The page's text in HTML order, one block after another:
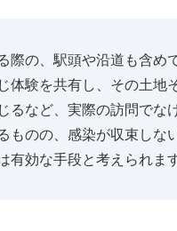
際の、駅頭や沿道も含め
体験を共有し、その土地
るなど、実際の訪問でな
ものの、感染が収束しな
有効な手段と考えられます